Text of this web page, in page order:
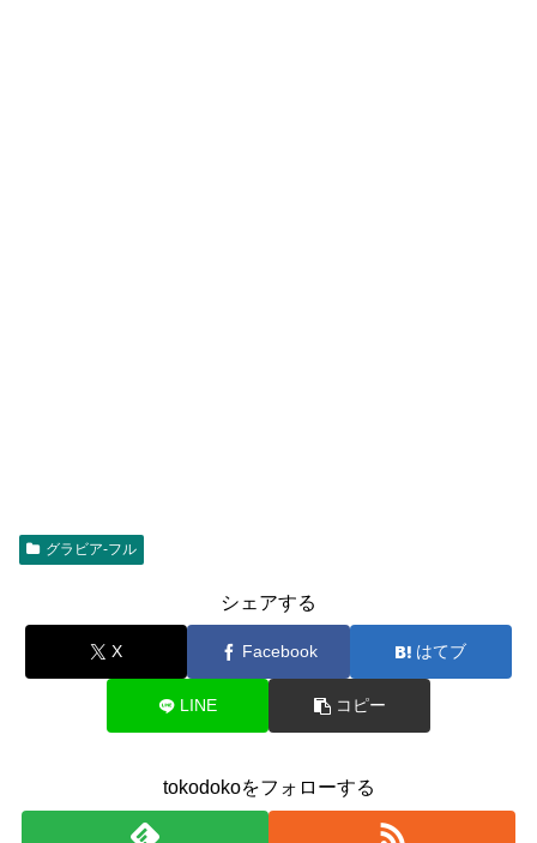
グラビア-フル
シェアする
X Facebook はてブ
LINE コピー
tokodokoをフォローする